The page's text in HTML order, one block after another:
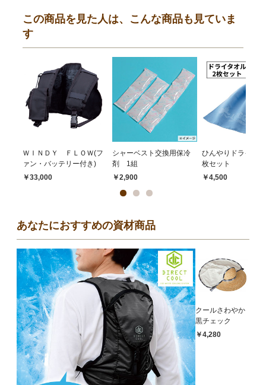
この商品を見た人は、こんな商品も見ていま
す
ＷＩＮＤＹ ＦＬＯＷ(フ
ァン・バッテリー付き)
￥33,000
シャーベスト交換用保冷
剤 1組
￥2,900
ひんやりドライタ
枚セット
￥4,500
あなたにおすすめの資材商品
クールさわやか
黒チェック
￥4,280